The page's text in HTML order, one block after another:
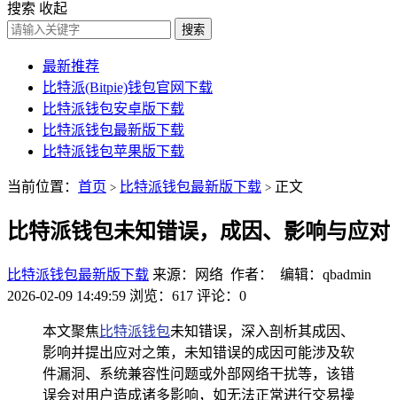
搜索 收起
搜索
最新推荐
比特派(Bitpie)钱包官网下载
比特派钱包安卓版下载
比特派钱包最新版下载
比特派钱包苹果版下载
当前位置： 首页 > 比特派钱包最新版下载 > 正文
比特派钱包未知错误，成因、影响与应对
比特派钱包最新版下载 来源：网络 作者： 编辑：qbadmin
2026-02-09 14:49:59 浏览：617 评论：0
本文聚焦 比特派钱包未知错误，深入剖析其成因、
影响并提出应对之策，未知错误的成因可能涉及软
件漏洞、系统兼容性问题或外部网络干扰等，该错
误会对用户造成诸多影响，如无法正常进行交易操